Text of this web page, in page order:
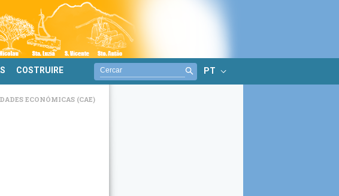
COSTRUIRE PT
ECONÓMICAS (CAE)